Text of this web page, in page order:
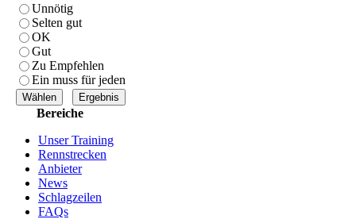
Unnötig
Selten gut
OK
Gut
Zu Empfehlen
Ein muss für jeden
Bereiche
Unser Training
Rennstrecken
Anbieter
News
Schlagzeilen
FAQs